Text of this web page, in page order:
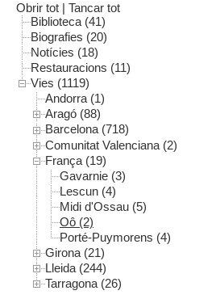
Obrir tot | Tancar tot
Biblioteca (41)
Biografies (20)
Notícies (18)
Restauracions (11)
Vies (1119)
Andorra (1)
Aragó (88)
Barcelona (718)
Comunitat Valenciana (2)
França (19)
Gavarnie (3)
Lescun (4)
Midi d'Ossau (5)
Oô (2)
Porté-Puymorens (4)
Girona (21)
Lleida (244)
Tarragona (26)